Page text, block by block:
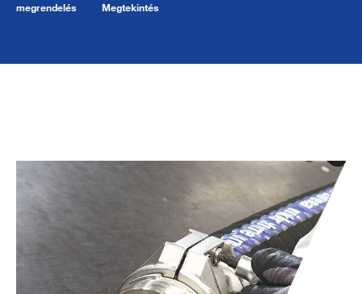
megrendelés Megtekintés